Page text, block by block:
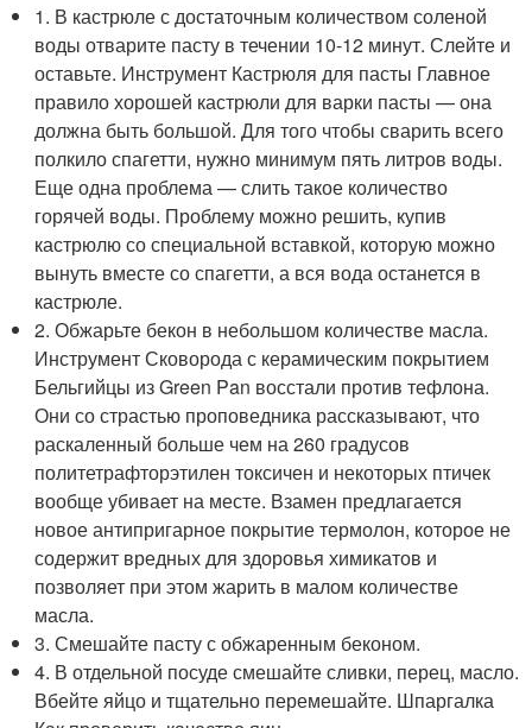
1. В кастрюле с достаточным количеством соленой
воды отварите пасту в течении 10-12 минут. Слейте и
оставьте. Инструмент Кастрюля для пасты Главное
правило хорошей кастрюли для варки пасты — она
должна быть большой. Для того чтобы сварить всего
полкило спагетти, нужно минимум пять литров воды.
Еще одна проблема — слить такое количество
горячей воды. Проблему можно решить, купив
кастрюлю со специальной вставкой, которую можно
вынуть вместе со спагетти, а вся вода останется в
кастрюле.
2. Обжарьте бекон в небольшом количестве масла.
Инструмент Сковорода с керамическим покрытием
Бельгийцы из Green Pan восстали против тефлона.
Они со страстью проповедника рассказывают, что
раскаленный больше чем на 260 градусов
политетрафторэтилен токсичен и некоторых птичек
вообще убивает на месте. Взамен предлагается
новое антипригарное покрытие термолон, которое не
содержит вредных для здоровья химикатов и
позволяет при этом жарить в малом количестве
масла.
3. Смешайте пасту с обжаренным беконом.
4. В отдельной посуде смешайте сливки, перец, масло.
Вбейте яйцо и тщательно перемешайте. Шпаргалка